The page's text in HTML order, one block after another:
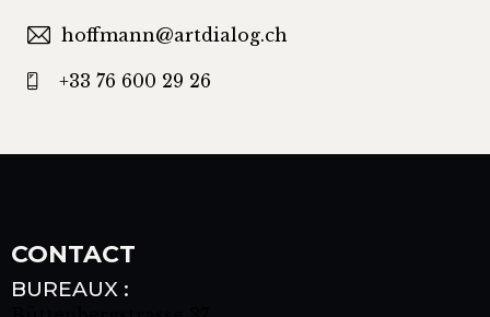
hoffmann@artdialog.ch
+33 76 600 29 26
CONTACT
BUREAUX :